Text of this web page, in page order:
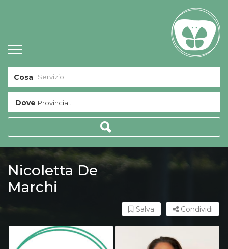
Cosa
Dove Provincia...
Nicoletta De
Marchi
Condividi
Salva